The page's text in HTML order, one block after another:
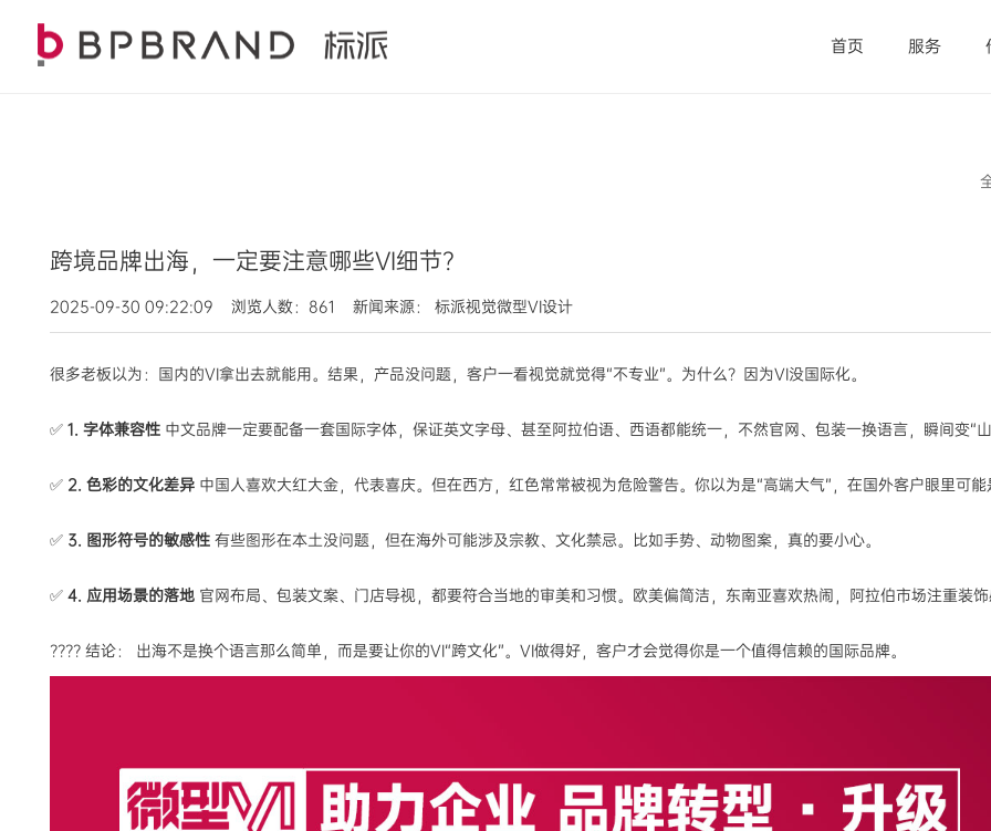
首页 服务
跨境品牌出海，一定要注意哪些VI细节？
2025-09-30 09:22:09 浏览人数：861 新闻来源： 标派视觉微型VI设计
很多老板以为：国内的VI拿出去就能用。结果，产品没问题，客户一看视觉就觉得“不专业”。为什么？因为VI没国际化。
✅ 1. 字体兼容性 中文品牌一定要配备一套国际字体，保证英文字母、甚至阿拉伯语、西语都能统一，不然官网、包装一换语言，瞬间变“
✅ 2. 色彩的文化差异 中国人喜欢大红大金，代表喜庆。但在西方，红色常常被视为危险警告。你以为是“高端大气”，在国外客户眼里可能
✅ 3. 图形符号的敏感性 有些图形在本土没问题，但在海外可能涉及宗教、文化禁忌。比如手势、动物图案，真的要小心。
✅ 4. 应用场景的落地 官网布局、包装文案、门店导视，都要符合当地的审美和习惯。欧美偏简洁，东南亚喜欢热闹，阿拉伯市场注重装
???? 结论： 出海不是换个语言那么简单，而是要让你的VI“跨文化”。VI做得好，客户才会觉得你是一个值得信赖的国际品牌。